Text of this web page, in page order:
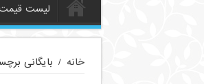
لیست
خانه / بایگانی